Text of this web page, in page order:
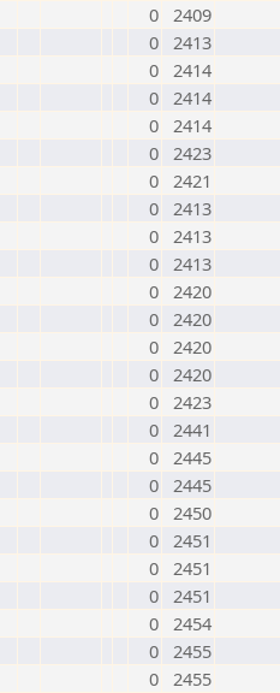
0 2409
0 2413
0 2414
0 2414
0 2414
0 2423
0 2421
0 2413
0 2413
0 2413
0 2420
0 2420
0 2420
0 2420
0 2423
0 2441
0 2445
0 2445
0 2450
0 2451
0 2451
0 2451
0 2454
0 2455
0 2455